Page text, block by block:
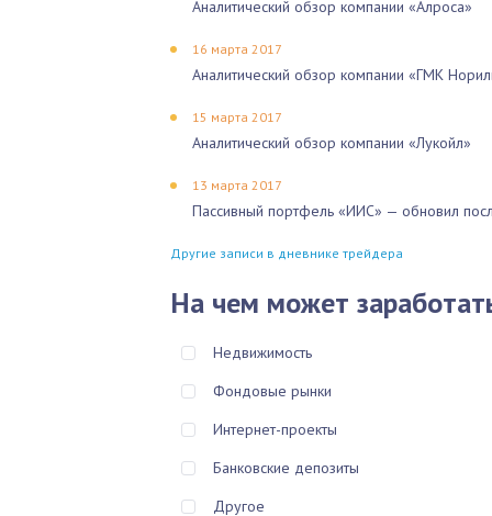
Аналитический обзор компании «Алроса»
16 марта 2017
Аналитический обзор компании «ГМК
15 марта 2017
Аналитический обзор компании «Лукойл»
13 марта 2017
Пассивный портфель «ИИС» — обновил
Другие записи в дневнике трейдера
На чем может
Недвижимость
Фондовые рынки
Интернет-проекты
Банковские депозиты
Другое